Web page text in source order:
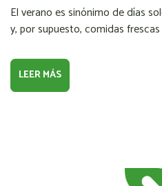
El verano es sinónimo de días
y, por supuesto, comidas
LEER MÁS